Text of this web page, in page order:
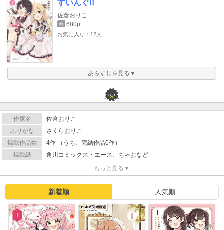
すいんぐ!!
佐倉おりこ
巻 680pt
お気に入り：12人
あらすじを見る▼
作家名
佐倉おりこ
ふりがな
さくらおりこ
掲載作品数
4作 （うち、完結作品0作）
掲載紙
角川コミックス・エース、ちゃおなど
もっと見る▼
新着順 人気順